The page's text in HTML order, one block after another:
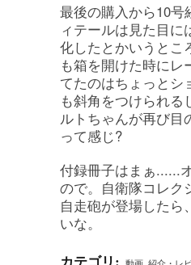
最後の購入から10号
ィテールは見た目に
化したとかいうとこ
も箱を開けた時にレ
てたのはちょっとシ
も斜角をつけられる
ルトちゃんが再び目
って感じ?
付録冊子はまぁ......
ので。自衛隊コレク
自走砲が登場したら
いな。